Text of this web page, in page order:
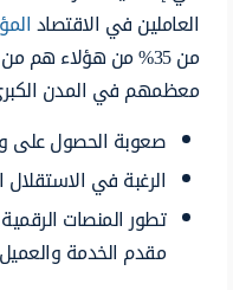
العاملين في الاقتصاد
معظمهم في المدن
صعوبة الحصول على
الرغبة في الاستقلال
تطور المنصات
مقدم الخدمة